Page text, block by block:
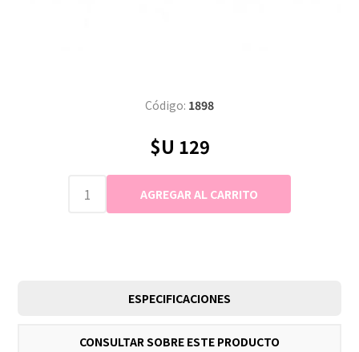
Código: 1898
$U 129
ESPECIFICACIONES
CONSULTAR SOBRE ESTE PRODUCTO